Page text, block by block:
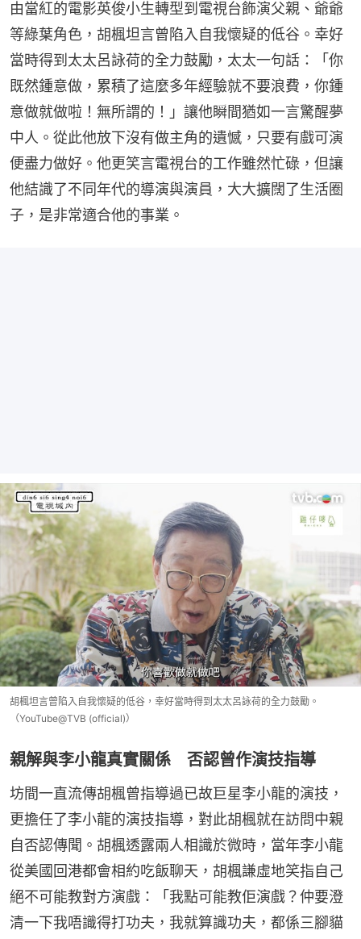
由當紅的電影英俊小生轉型到電視台飾演父親、爺爺
等綠葉角色，胡楓坦言曾陷入自我懷疑的低谷。幸好
當時得到太太呂詠荷的全力鼓勵，太太一句話：「你
既然鍾意做，累積了這麼多年經驗就不要浪費，你鍾
意做就做啦！無所謂的！」讓他瞬間猶如一言驚醒夢
中人。從此他放下沒有做主角的遺憾，只要有戲可演
便盡力做好。他更笑言電視台的工作雖然忙碌，但讓
他結識了不同年代的導演與演員，大大擴闊了生活圈
子，是非常適合他的事業。
胡楓坦言曾陷入自我懷疑的低谷，幸好當時得到太太呂詠荷的全力鼓勵。
（YouTube@TVB (official)）
親解與李小龍真實關係 否認曾作演技指導
坊間一直流傳胡楓曾指導過已故巨星李小龍的演技，
更擔任了李小龍的演技指導，對此胡楓就在訪問中親
自否認傳聞。胡楓透露兩人相識於微時，當年李小龍
從美國回港都會相約吃飯聊天，胡楓謙虛地笑指自己
絕不可能教對方演戲：「我點可能教佢演戲？仲要澄
清一下我唔識得打功夫，我就算識功夫，都係三腳貓